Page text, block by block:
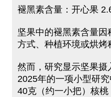
褪黑素含量：开心果
坚果中的褪黑素含量
方式、种植环境或烘烤
然而，研究显示坚果摄
2025年的一项小型研
40克（约一小把）核